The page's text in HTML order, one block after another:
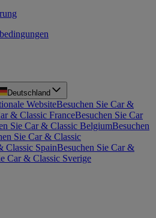
Deutschland
WebsiteBesuchen Sie Car &
& Classic FranceBesuchen Sie Car
Sie Car & Classic BelgiumBesuchen
Sie Car & Classic
Classic SpainBesuchen Sie Car &
Car & Classic Sverige